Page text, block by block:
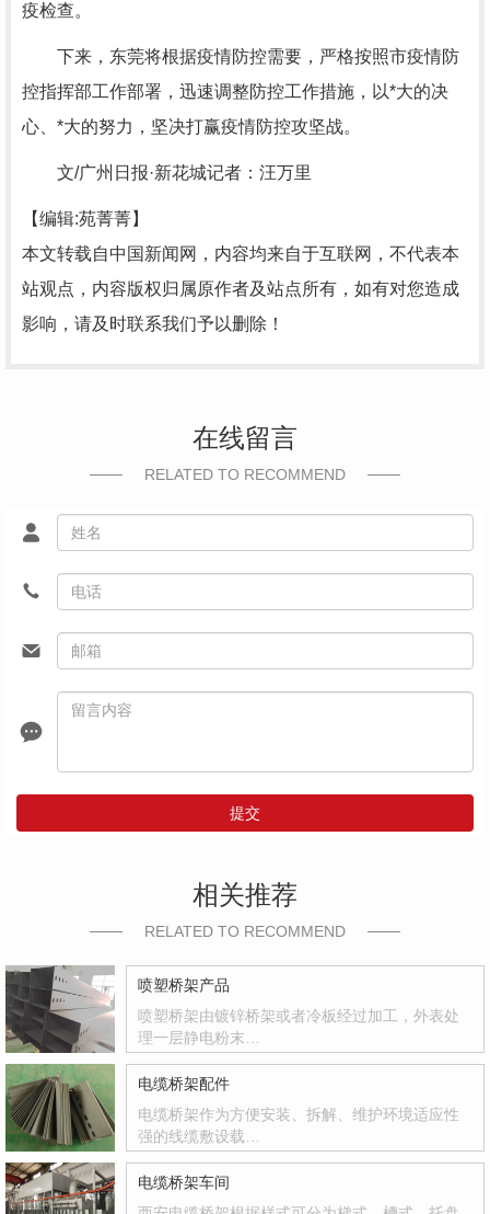
疫检查。
下来，东莞将根据疫情防控需要，严格按照市疫情防
控指挥部工作部署，迅速调整防控工作措施，以*大的决
心、*大的努力，坚决打赢疫情防控攻坚战。
文/广州日报·新花城记者：汪万里
【编辑:苑菁菁】
本文转载自中国新闻网，内容均来自于互联网，不代表本
站观点，内容版权归属原作者及站点所有，如有对您造成
影响，请及时联系我们予以删除！
在线留言
RELATED TO RECOMMEND
提交
相关推荐
RELATED TO RECOMMEND
喷塑桥架产品
喷塑桥架由镀锌桥架或者冷板经过加工，外表处
理一层静电粉末…
电缆桥架配件
电缆桥架作为方便安装、拆解、维护环境适应性
强的线缆敷设载…
电缆桥架车间